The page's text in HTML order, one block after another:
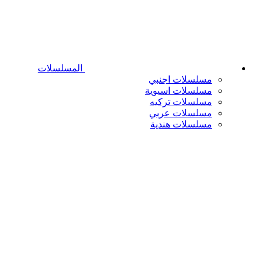
المسلسلات
مسلسلات اجنبي
مسلسلات اسيوية
مسلسلات تركيه
مسلسلات عربي
مسلسلات هندية